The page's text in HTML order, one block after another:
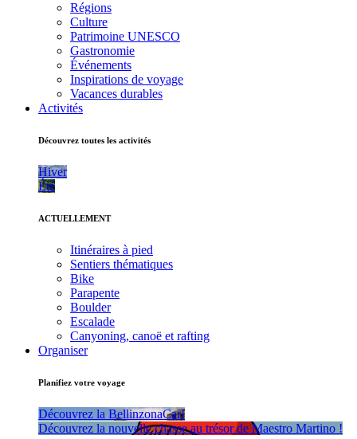
Régions
Culture
Patrimoine UNESCO
Gastronomie
Événements
Inspirations de voyage
Vacances durables
Activités
Découvrez toutes les activités
Hiver
Été
ACTUELLEMENT
Itinéraires à pied
Sentiers thématiques
Bike
Parapente
Boulder
Escalade
Canyoning, canoë et rafting
Organiser
Planifiez votre voyage
Découvrez la BellinzonaCar!
Découvrez la nouvelle chasse au trésor de Maestro Martino !